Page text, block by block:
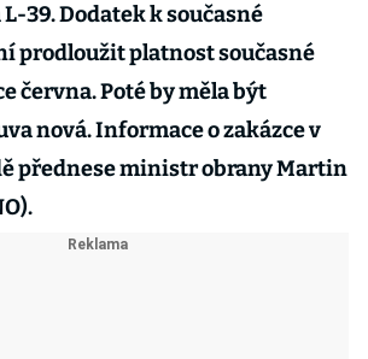
39. Dodatek k současné
prodloužit platnost současné
června. Poté by měla být
nová. Informace o zakázce v
přednese ministr obrany Martin